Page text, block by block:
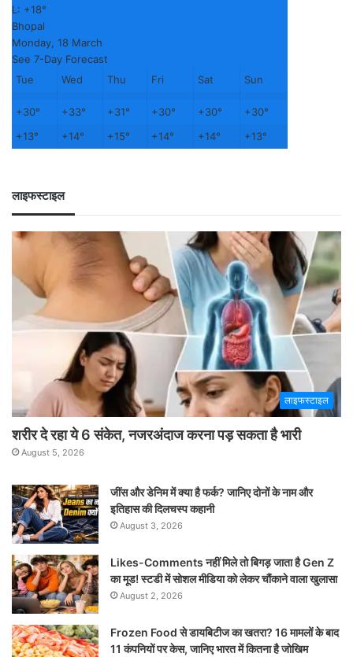
L: +18°
Bhopal
Monday, 18 March
See 7-Day Forecast
Tue
Wed Thu Fri Sat Sun
+30° +33° +31° +30° +30° +30°
+13° +14° +15° +14° +14° +13°
लाइफस्टाइल
लाइफस्टाइल
शरीर दे रहा ये 6 संकेत, नजरअंदाज करना पड़ सकता है भारी
August 5, 2026
जींस और डेनिम में क्या है फर्क? जानिए दोनों के नाम और
इतिहास की दिलचस्प कहानी
August 3, 2026
Likes-Comments नहीं मिले तो बिगड़ जाता है Gen Z
का मूड! स्टडी में सोशल मीडिया को लेकर चौंकाने वाला खुलासा
August 2, 2026
Frozen Food से डायबिटीज का खतरा? 16 मामलों के बाद
11 कंपनियों पर केस, जानिए भारत में कितना है जोखिम